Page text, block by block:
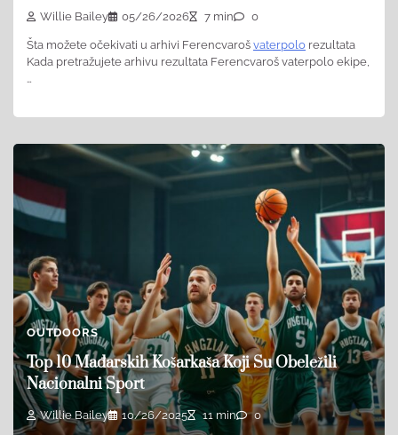
Willie Bailey 05/26/2026 7 min 0
Šta možete očekivati u arhivi Ferencvaroš vaterpolo rezultata
Kada pretražujete arhivu rezultata Ferencvaroš vaterpolo ekipe,
…
OUTDOORS
Top 10 Mađarskih Košarkaša Koji Su Obeležili
Nacionalni Sport
Willie Bailey 10/26/2025 11 min 0